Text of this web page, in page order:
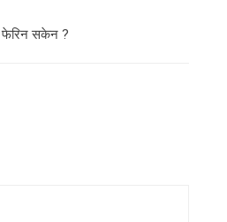
फेरिन सकेन ?